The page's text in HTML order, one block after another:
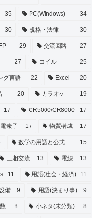
35 PC(Windows) 34
30 規格・法律 30
FP 29 交流回路 27
27 コイル 25
グ言語 22 Excel 20
20 カラオケ 19
17 CR5000/CR8000 17
素子 17 物質構成 17
数学の用語と公式 15
三相交流 13 電線 13
11 用語(社会・経済) 11
備 9 用語(決まり事) 9
8 小ネタ(未分類) 8